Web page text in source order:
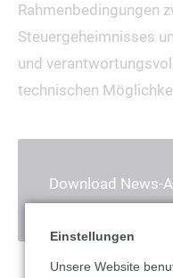
Rahmenbedingungen
Steuergeheimnisses
und
technischen
Download News-
Einstellungen
Unsere Website